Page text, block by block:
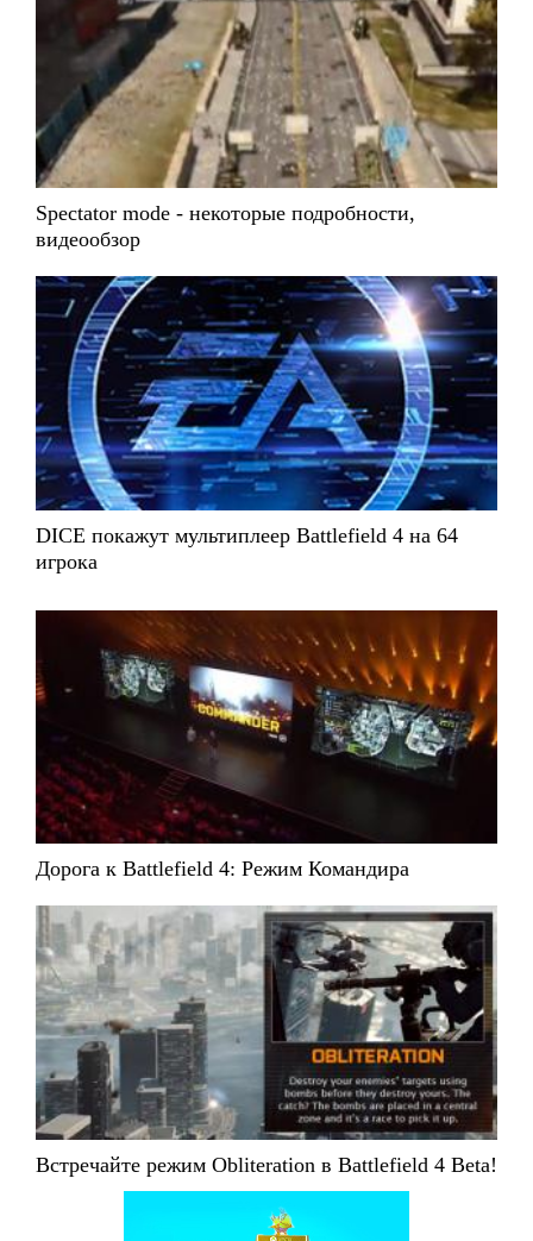
Spectator mode - некоторые подробности,
видеообзор
DICE покажут мультиплеер Battlefield 4 на 64
игрока
Дорога к Battlefield 4: Режим Командира
Встречайте режим Obliteration в Battlefield 4 Beta!